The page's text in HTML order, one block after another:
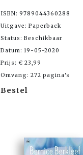
ISBN: 9789044360288
Uitgave: Paperback
Status: Beschikbaar
Datum: 19-05-2020
Prijs: € 23,99
Omvang: 272 pagina's
Bestel